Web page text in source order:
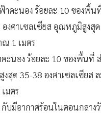
าคะนอง ร้อยละ 10 ของพื้
ศาเซลเซียส อุณหภูมิสูงสุด
1 เมตร
นอง ร้อยละ 10 ของพื้นที่
ด 35-38 องศาเซลเซียส
มตร
มีอากาศร้อนในตอนกลา